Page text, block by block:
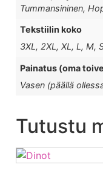
Tummansininen,
Tekstiilin koko
3XL, 2XL, XL, L, M,
Painatus (oma
Vasen (päällä
Tutustu